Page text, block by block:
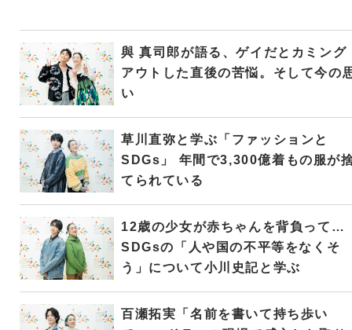
與 真司郎が語る、ゲイだとカミング
アウトした直後の苦悩。そして今の
い
草川直弥と学ぶ「ファッションと
SDGs」 年間で3,300億着もの服が
てられている
12歳の少女が赤ちゃんを背負って…
SDGsの「人や国の不平等をなくそ
う」について小川史記と学ぶ
百瀬拓実「名前を書いて持ち歩い